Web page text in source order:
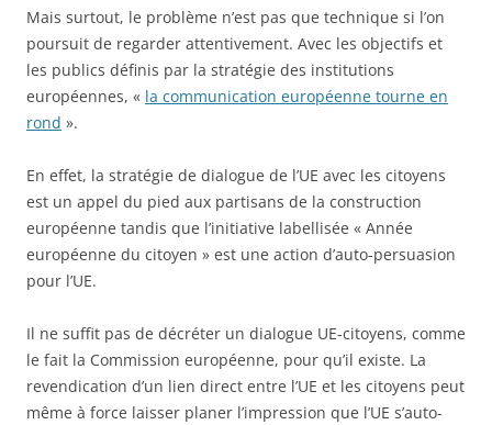
Mais surtout, le problème n’est pas que technique si l’on
poursuit de regarder attentivement. Avec les objectifs et
les publics définis par la stratégie des institutions
européennes, « la communication européenne tourne en
rond ».
En effet, la stratégie de dialogue de l’UE avec les citoyens
est un appel du pied aux partisans de la construction
européenne tandis que l’initiative labellisée « Année
européenne du citoyen » est une action d’auto-persuasion
pour l’UE.
Il ne suffit pas de décréter un dialogue UE-citoyens, comme
le fait la Commission européenne, pour qu’il existe. La
revendication d’un lien direct entre l’UE et les citoyens peut
même à force laisser planer l’impression que l’UE s’auto-